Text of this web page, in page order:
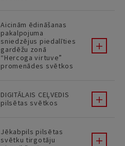
Aicinām ēdināšanas
pakalpojuma
sniedzējus piedalīties
gardēžu zonā
“Hercoga virtuve”
promenādes svētkos
DIGITĀLAIS CEĻVEDIS
pilsētas svētkos
Jēkabpils pilsētas
svētku tirgotāju